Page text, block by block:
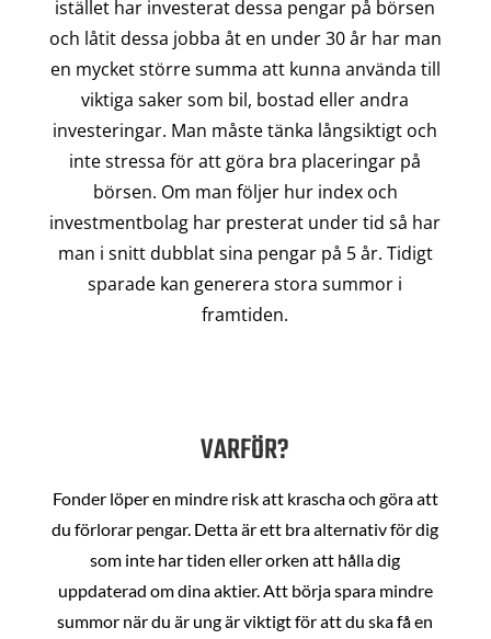
istället har investerat dessa pengar på börsen
och låtit dessa jobba åt en under 30 år har man
en mycket större summa att kunna använda till
viktiga saker som bil, bostad eller andra
investeringar. Man måste tänka långsiktigt och
inte stressa för att göra bra placeringar på
börsen. Om man följer hur index och
investmentbolag har presterat under tid så har
man i snitt dubblat sina pengar på 5 år. Tidigt
sparade kan generera stora summor i
framtiden.
VARFÖR?
Fonder löper en mindre risk att krascha och göra att
du förlorar pengar. Detta är ett bra alternativ för dig
som inte har tiden eller orken att hålla dig
uppdaterad om dina aktier. Att börja spara mindre
summor när du är ung är viktigt för att du ska få en